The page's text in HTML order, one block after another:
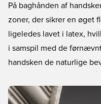
På baghånden af
zoner, der sikrer en øget
ligeledes lavet i latex,
i samspil med de
handsken de naturlige